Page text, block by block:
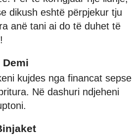
dikush eshtë përpjekur tju
anë tani ai do të duhet të
Demi
kujdes nga financat sepse
Në dashuri ndjeheni